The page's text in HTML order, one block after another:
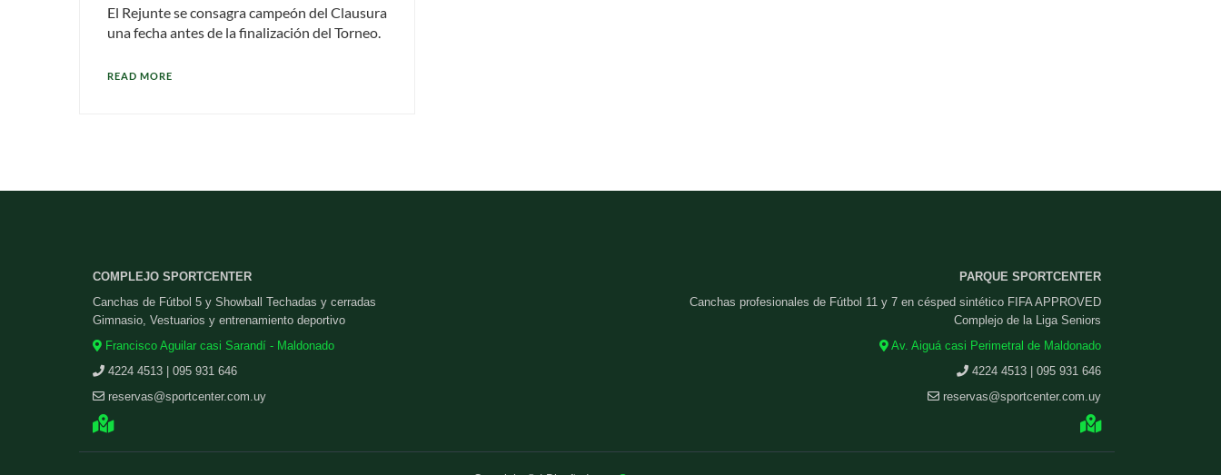
El Rejunte se consagra campeón del Clausura
una fecha antes de la finalización del Torneo.
READ MORE
COMPLEJO SPORTCENTER
Canchas de Fútbol 5 y Showball Techadas y cerradas
Gimnasio, Vestuarios y entrenamiento deportivo
Francisco Aguilar casi Sarandí - Maldonado
4224 4513 | 095 931 646
reservas@sportcenter.com.uy
PARQUE SPORTCENTER
Canchas profesionales de Fútbol 11 y 7 en césped sintético FIFA APPROVED
Complejo de la Liga Seniors
Av. Aiguá casi Perimetral de Maldonado
4224 4513 | 095 931 646
reservas@sportcenter.com.uy